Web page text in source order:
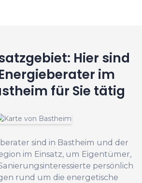
Hier sind
im
für Sie tätig
sind in Bastheim und der
im Einsatz, um Eigentümer,
persönlich
rund um die energetische